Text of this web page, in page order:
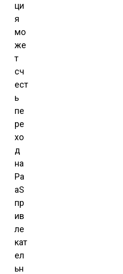
ци
я
мо
же
т
сч
ест
ь
пе
ре
хо
д
на
Pa
aS
пр
ив
ле
кат
ел
ьн